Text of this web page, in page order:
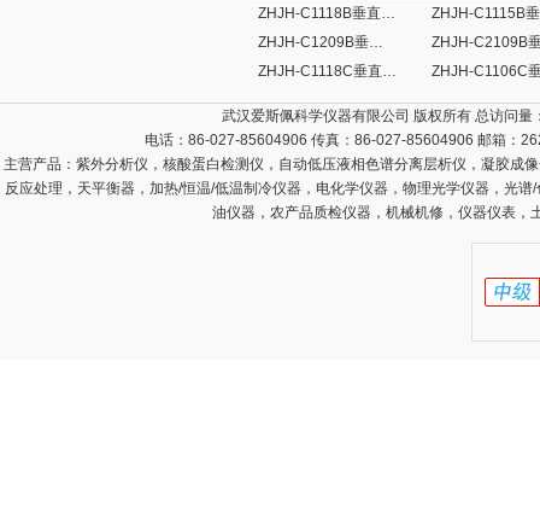
ZHJH-C1118B垂直流超净工作台
ZHJH-C1209B垂直流超净工作台
ZHJH-C1118C垂直流超净工作台
武汉爱斯佩科学仪器有限公司 版权所有 总访问量
电话：86-027-85604906 传真：86-027-85604906 邮箱：
主营产品： 紫外分析仪，核酸蛋白检测仪，自动低压液相色谱分离层析仪，凝胶成
反应处理，天平衡器，加热/恒温/低温制冷仪器，电化学仪器，物理光学仪器，光
油仪器，农产品质检仪器，机械机修，仪器仪表，